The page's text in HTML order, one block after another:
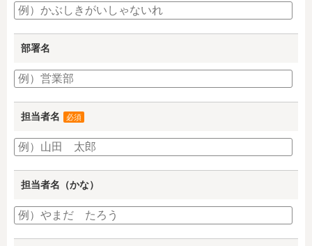
部署名
担当者名 必須
担当者名（かな）